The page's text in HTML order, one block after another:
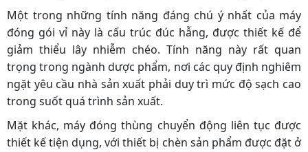
Một trong những tính năng đáng chú ý nhất của máy
đóng gói vỉ này là cấu trúc đúc hẫng, được thiết kế để
giảm thiểu lây nhiễm chéo. Tính năng này rất quan
trọng trong ngành dược phẩm, nơi các quy định nghiêm
ngặt yêu cầu nhà sản xuất phải duy trì mức độ sạch cao
trong suốt quá trình sản xuất.
Mặt khác, máy đóng thùng chuyển động liên tục được
thiết kế tiện dụng, với thiết bị chèn sản phẩm được đặt ở